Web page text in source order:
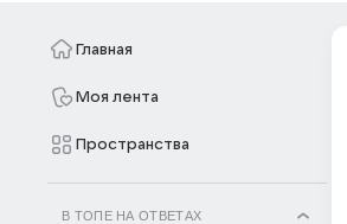
Главная
Моя лента
Пространства
В ТОПЕ НА ОТВЕТАХ